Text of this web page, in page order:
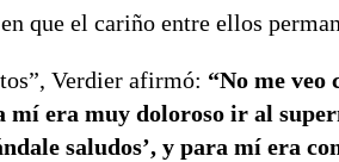
que el cariño entre ellos
Verdier afirmó: “No me veo
mí era muy doloroso ir al
saludos’, y para mí era